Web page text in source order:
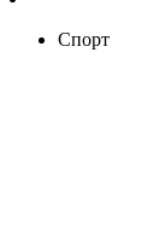
Спорт